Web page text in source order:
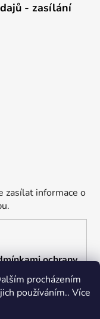
procházením
používáním.. Více
- zasílání
zasílat informace o
ochrany